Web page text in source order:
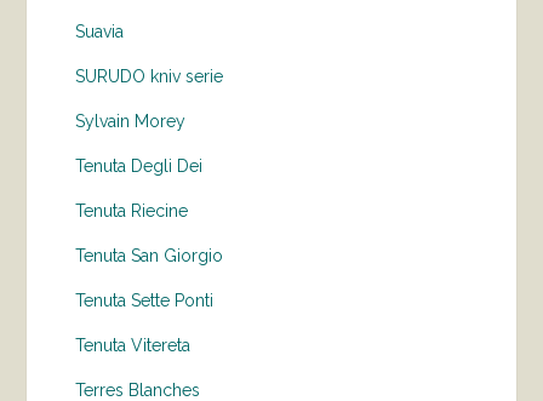
Suavia
SURUDO kniv serie
Sylvain Morey
Tenuta Degli Dei
Tenuta Riecine
Tenuta San Giorgio
Tenuta Sette Ponti
Tenuta Vitereta
Terres Blanches